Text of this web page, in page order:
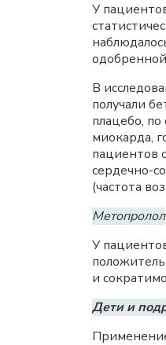
У
В
получали
плацебо,
миокарда,
пациентов
сердечно-
(частота
Метопролол
У
и
Дети и